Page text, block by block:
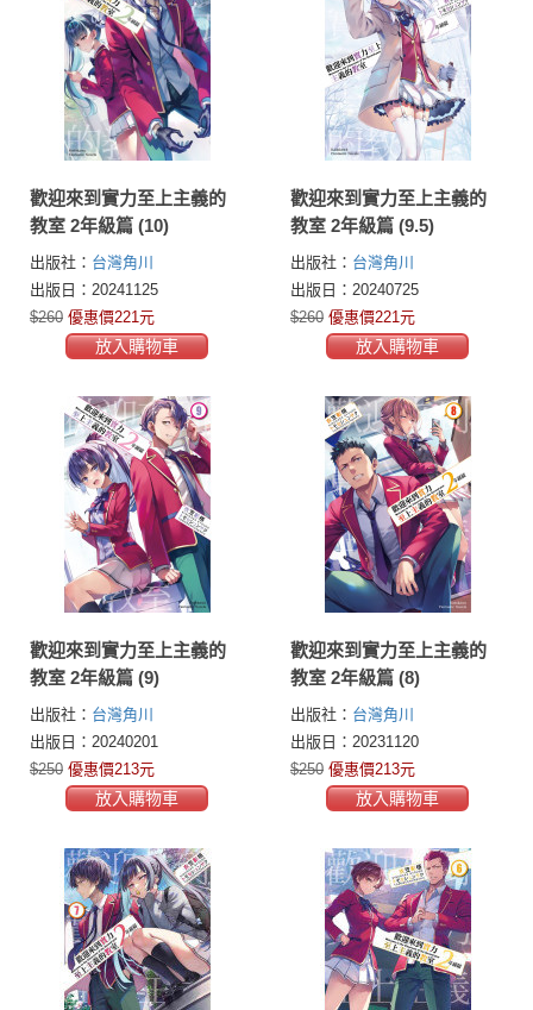
歡迎來到實力至上主義的
教室 2年級篇 (10)
出版社： 台灣角川
出版日：20241125
$260 優惠價221元
放入購物車
歡迎來到實力至上主義的
教室 2年級篇 (9.5)
出版社： 台灣角川
出版日：20240725
$260 優惠價221元
放入購物車
歡迎來到實力至上主義的
教室 2年級篇 (9)
出版社： 台灣角川
出版日：20240201
$250 優惠價213元
放入購物車
歡迎來到實力至上主義的
教室 2年級篇 (8)
出版社： 台灣角川
出版日：20231120
$250 優惠價213元
放入購物車